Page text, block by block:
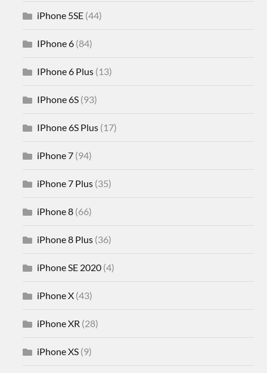
iPhone 5SE (44)
IPhone 6 (84)
IPhone 6 Plus (13)
IPhone 6S (93)
IPhone 6S Plus (17)
iPhone 7 (94)
iPhone 7 Plus (35)
iPhone 8 (66)
iPhone 8 Plus (36)
iPhone SE 2020 (4)
iPhone X (43)
iPhone XR (28)
iPhone XS (9)